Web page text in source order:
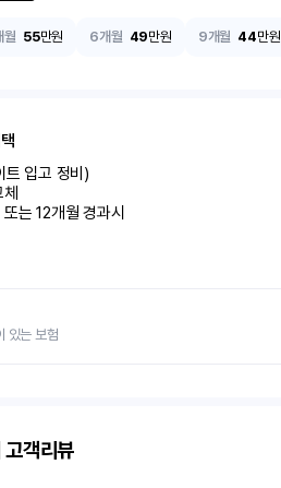
월 55만원 6개월 49만원 9개월 44만원
트 입고 정비)
는 12개월 경과시
있는 보험
고객리뷰